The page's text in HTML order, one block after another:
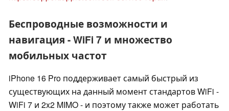
Беспроводные возможности и
навигация - WiFi 7 и множество
мобильных частот
iPhone 16 Pro поддерживает самый быстрый из
существующих на данный момент стандартов WiFi -
WiFi 7 и 2x2 MIMO - и поэтому также может работать